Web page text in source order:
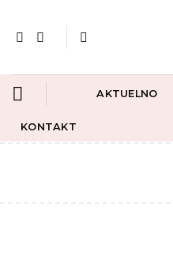
AKTUELNO
KONTAKT